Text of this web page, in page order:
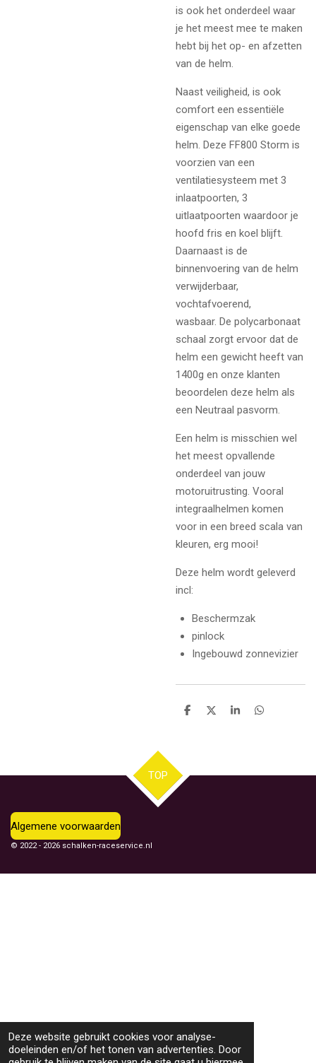
Deze website gebruikt cookies voor analyse-
doeleinden en/of het tonen van advertenties. Door
is ook het onderdeel waar
je het meest mee te maken
hebt bij het op- en afzetten
van de helm.
Naast veiligheid, is ook
comfort een essentiële
eigenschap van elke goede
helm. Deze FF800 Storm is
voorzien van een
ventilatiesysteem met 3
inlaatpoorten, 3
uitlaatpoorten waardoor je
hoofd fris en koel blijft.
Daarnaast is de
binnenvoering van de helm
verwijderbaar,
vochtafvoerend,
wasbaar. De polycarbonaat
schaal zorgt ervoor dat de
helm een gewicht heeft van
1400g en onze klanten
beoordelen deze helm als
een Neutraal pasvorm.
Een helm is misschien wel
het meest opvallende
onderdeel van jouw
motoruitrusting. Vooral
integraalhelmen komen
voor in een breed scala van
kleuren, erg mooi!
Deze helm wordt geleverd
incl:
Beschermzak
pinlock
Ingebouwd zonnevizier
D
D
S
D
TOP
Algemene voorwaarden
© 2022 - 2026 schalken-raceservice.nl